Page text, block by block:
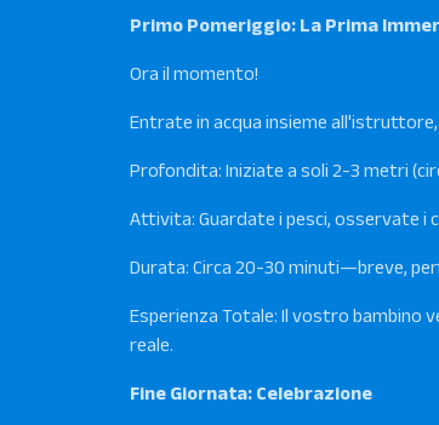
Primo Pomeriggio: La Prima
Ora il momento!
Entrate in acqua insieme
Profondita: Iniziate a soli 2-3 metri
Attivita: Guardate i pesci, osservate i
Durata: Circa 20-30 minuti—breve,
Esperienza Totale: Il vostro bambino
reale.
Fine Giornata: Celebrazione